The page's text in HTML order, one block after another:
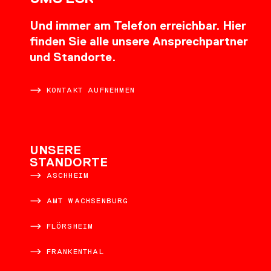
Und immer am Telefon erreichbar. Hier
finden Sie alle unsere Ansprechpartner
und Standorte.
KONTAKT AUFNEHMEN
UNSERE
STANDORTE
ASCHHEIM
AMT WACHSENBURG
FLÖRSHEIM
FRANKENTHAL